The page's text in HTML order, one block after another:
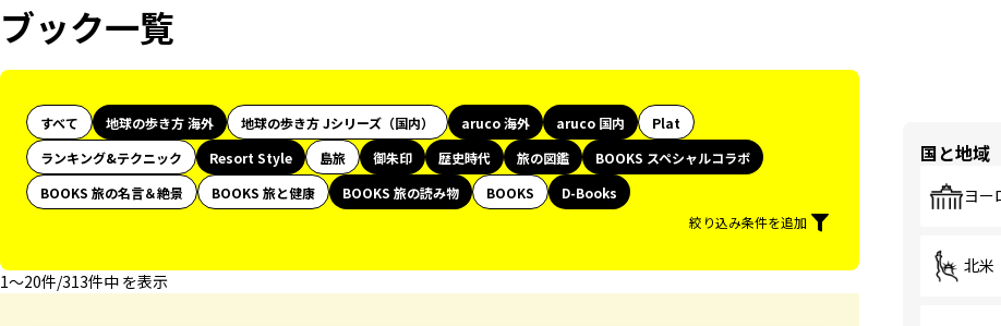
ブック一覧
すべて 地球の歩き方 海外 地球の歩き方 Jシリーズ（国内） aruco 海外 aruco 国内
Plat
ランキング&テクニック
Resort Style 島旅 御朱印 歴史時代 旅の図鑑
BOOKS スペシャルコラボ
BOOKS 旅の名言＆絶景
BOOKS 旅と健康 BOOKS 旅の読み物 BOOKS
D-Books
絞り込み条件を追加
1〜20件/313件中 を表示
国と地域
ヨー
北米